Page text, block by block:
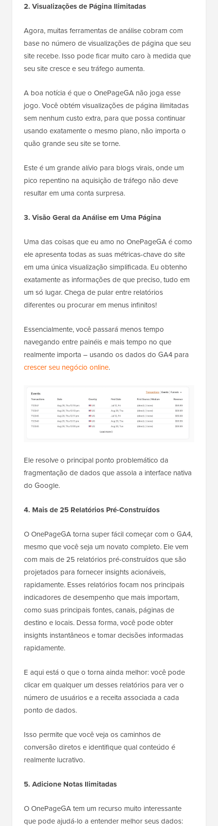
2. Visualizações de Página Ilimitadas
Agora, muitas ferramentas de análise cobram com
base no número de visualizações de página que seu
site recebe. Isso pode ficar muito caro à medida que
seu site cresce e seu tráfego aumenta.
A boa notícia é que o OnePageGA não joga esse
jogo. Você obtém visualizações de página ilimitadas
sem nenhum custo extra, para que possa continuar
usando exatamente o mesmo plano, não importa o
quão grande seu site se torne.
Este é um grande alívio para blogs virais, onde um
pico repentino na aquisição de tráfego não deve
resultar em uma conta surpresa.
3. Visão Geral da Análise em Uma Página
Uma das coisas que eu amo no OnePageGA é como
ele apresenta todas as suas métricas-chave do site
em uma única visualização simplificada. Eu obtenho
exatamente as informações de que preciso, tudo em
um só lugar. Chega de pular entre relatórios
diferentes ou procurar em menus infinitos!
Essencialmente, você passará menos tempo
navegando entre painéis e mais tempo no que
realmente importa – usando os dados do GA4 para
crescer seu negócio online.
Ele resolve o principal ponto problemático da
fragmentação de dados que assola a interface nativa
do Google.
4. Mais de 25 Relatórios Pré-Construídos
O OnePageGA torna super fácil começar com o GA4,
mesmo que você seja um novato completo. Ele vem
com mais de 25 relatórios pré-construídos que são
projetados para fornecer insights acionáveis,
rapidamente. Esses relatórios focam nos principais
indicadores de desempenho que mais importam,
como suas principais fontes, canais, páginas de
destino e locais. Dessa forma, você pode obter
insights instantâneos e tomar decisões informadas
rapidamente.
E aqui está o que o torna ainda melhor: você pode
clicar em qualquer um desses relatórios para ver o
número de usuários e a receita associada a cada
ponto de dados.
Isso permite que você veja os caminhos de
conversão diretos e identifique qual conteúdo é
realmente lucrativo.
5. Adicione Notas Ilimitadas
O OnePageGA tem um recurso muito interessante
que pode ajudá-lo a entender melhor seus dados: